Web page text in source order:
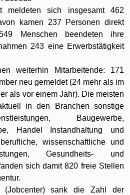
meldeten sich insgesamt 462
kamen 237 Personen direkt
Menschen beendeten ihre
243 eine Erwerbstätigkeit
weiterhin Mitarbeitende: 171
neu gemeldet (24 mehr als im
als vor einem Jahr). Die meisten
in den Branchen sonstige
Baugewerbe,
Handel Instandhaltung und
wissenschaftliche und
Gesundheits- und
sich damit 820 freie Stellen
(Jobcenter) sank die Zahl der